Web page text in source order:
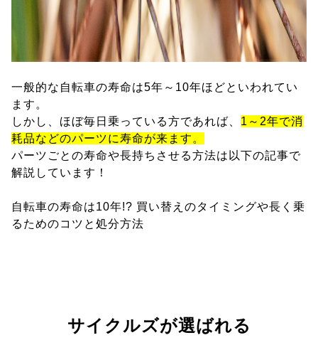
一般的な自転車の寿命は5年～10年ほどといわれてい
ます。
しかし、ほぼ毎日乗っている方であれば、 1～2年で消
耗品などのパーツに寿命が来ます。
パーツごとの寿命や長持ちさせる方法は以下の記事で
解説しています！
自転車の寿命は10年!? 買い替えのタイミングや長く乗
るためのコツと処分方法
サイクルズが選ばれる